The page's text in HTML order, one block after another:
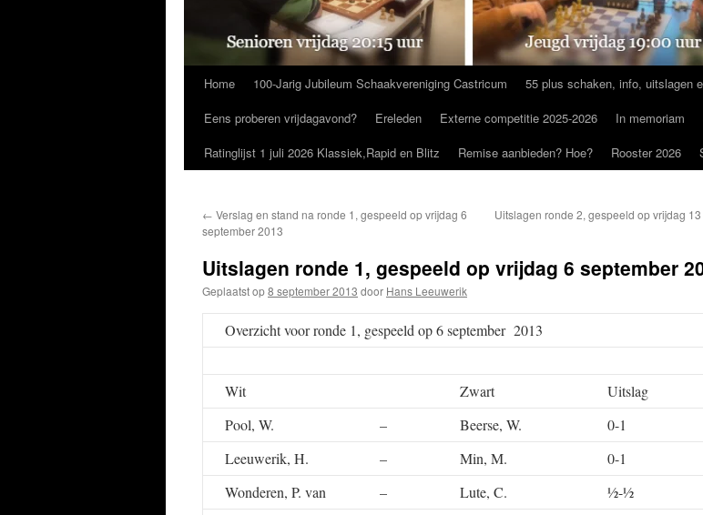
Home 100-Jarig Jubileum Schaakvereniging Castricum 55 plus schaken, info, uitslagen
Eens proberen vrijdagavond?
Ereleden Externe competitie 2025-2026 In memoriam
Ratinglijst 1 juli 2026 Klassiek,Rapid en Blitz
Remise aanbieden? Hoe? Rooster 2026
← Verslag en stand na ronde 1, gespeeld op vrijdag 6
september 2013
Uitslagen ronde 2, gespeeld op vrijdag
Uitslagen ronde 1, gespeeld op vrijdag 6 september
Geplaatst op8 september 2013 door Hans Leeuwerik
Overzicht voor ronde 1, gespeeld op 6 september 2013
Wit Zwart
Uitslag
Pool, W.
– Beerse, W.
0-1
Leeuwerik, H.
– Min, M.
0-1
Wonderen, P. van
– Lute, C.
½-½